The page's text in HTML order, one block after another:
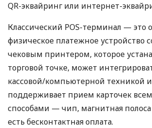
QR-эквайринг или интернет-
Классический POS-терминал — это
физическое платежное устройство
чековым принтером, которое
торговой точке, может
кассовой/компьютерной техникой и
поддерживает прием карточек
способами — чип, магнитная полоса
есть бесконтактная оплата.